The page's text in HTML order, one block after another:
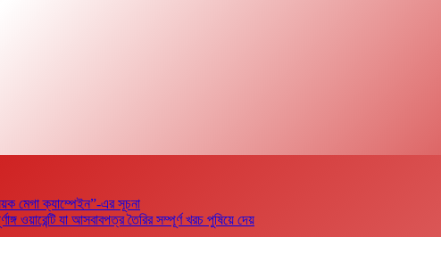
মেগা ক্যাম্পেইন”-এর সূচনা
যা আসবাবপত্র তৈরির সম্পূর্ণ খরচ পুষিয়ে দেয়